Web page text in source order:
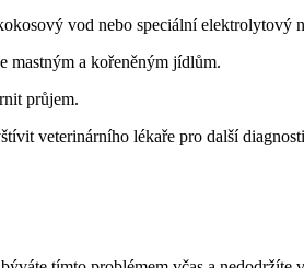
vod nebo speciální elektrolytový
mastným a kořeněným jídlům.
průjem.
veterinárního lékaře pro další